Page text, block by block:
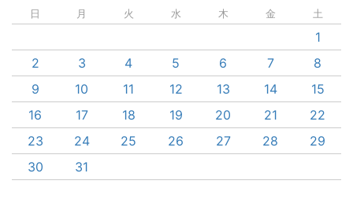
日 月 火 水 木 金 土
1
2
3 4 5 6 7
8
9
10 11 12 13 14
15
16
17 18 19 20 21
22
23
24 25 26 27 28
29
30
31